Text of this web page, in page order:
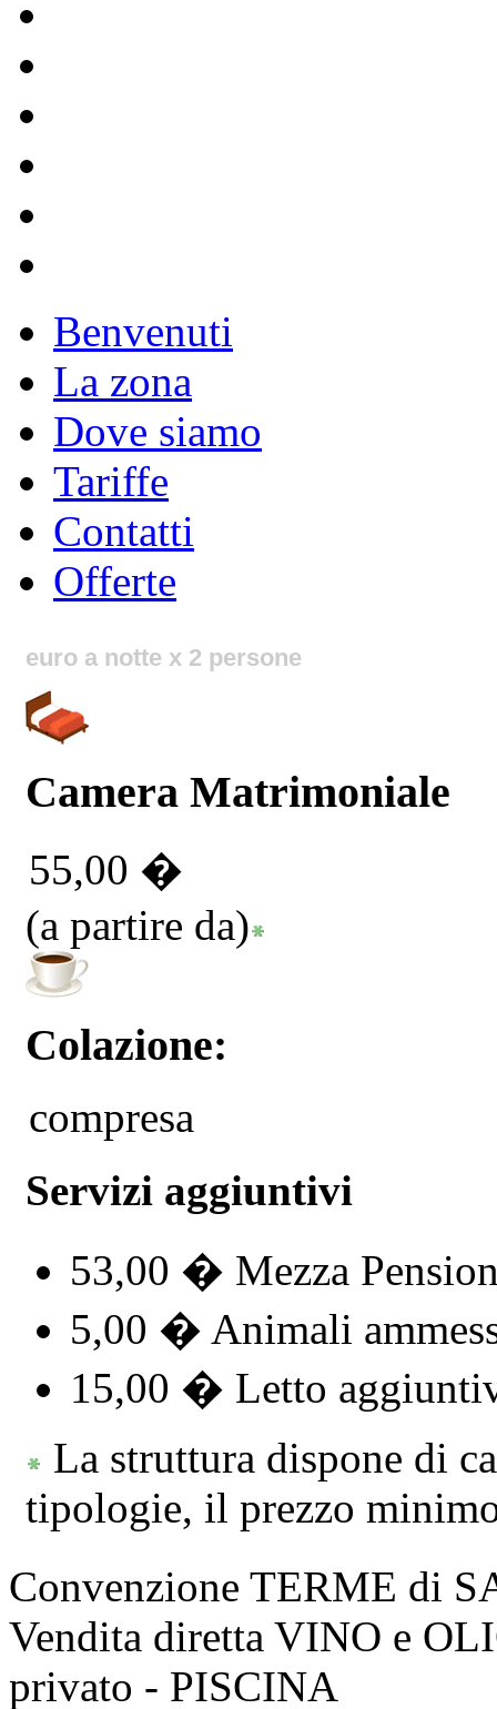
Benvenuti
La zona
Dove siamo
Tariffe
Contatti
Offerte
euro a notte x 2 persone
Camera Matrimoniale
55,00 �
(a partire da)
Colazione:
compresa
Servizi aggiuntivi
53,00 � Mezza
5,00 � Animali
15,00 � Letto
La struttura dispone di
tipologie, il prezzo
Convenzione TERME di
Vendita diretta VINO e
privato - PISCINA